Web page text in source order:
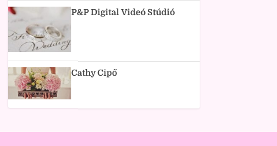
P&P Digital Videó Stúdió
Cathy Cipő